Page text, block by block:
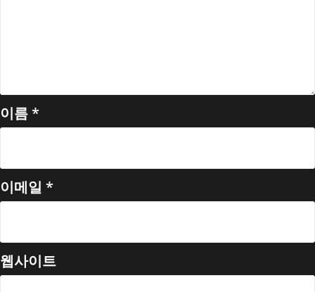
이름*
이메일 *
웹사이트